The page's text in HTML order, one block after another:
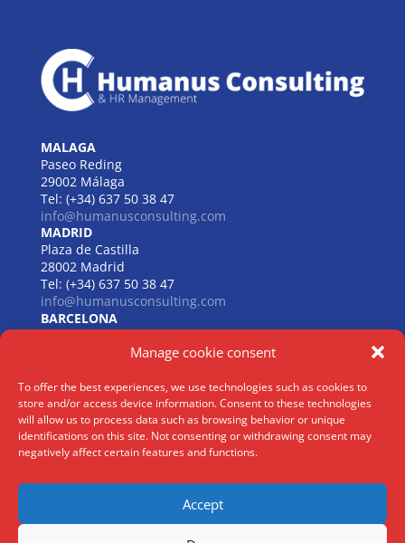
Manage cookie consent
To offer the best experiences, we use technologies such as cookies to
store and/or access device information. Consent to these technologies
will allow us to process data such as browsing behavior or unique
identifications on this site. Not consenting or withdrawing consent may
negatively affect certain features and functions.
Accept
MALAGA
Paseo Reding
29002 Málaga
Tel: (+34) 637 50 38 47
info@humanusconsulting.com
MADRID
Plaza de Castilla
28002 Madrid
Tel: (+34) 637 50 38 47
info@humanusconsulting.com
BARCELONA
Carrer de Beethoven
08021 Barcelona
info@humanusconsulting.com
LISBOA
R. Joaquim António de Aguiar
1070 – 150 Lisboa
Tel: (+34) 952 112 561